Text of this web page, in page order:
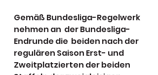
Gemäß Bundesliga-Regelwerk
nehmen an  der Bundesliga-
Endrunde die  beiden nach der
regulären Saison Erst- und
Zweitplatzierten der beiden